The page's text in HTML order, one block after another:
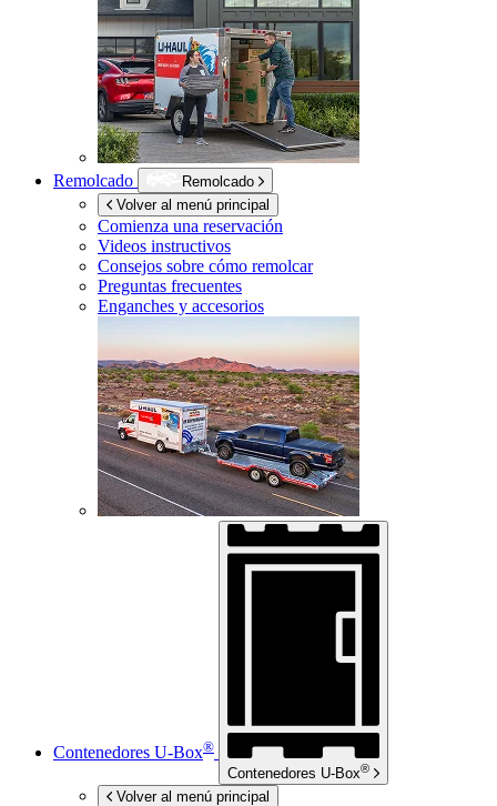
Remolcado
Remolcado
Volver al menú principal
Comienza una reservación
Videos instructivos
Consejos sobre cómo remolcar
Preguntas frecuentes
Enganches y accesorios
Contenedores U-Box®
Contenedores U-Box®
Volver al menú principal